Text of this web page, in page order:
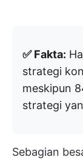
✅ Fakta:
strategi
meskipun
strategi
Sebagian